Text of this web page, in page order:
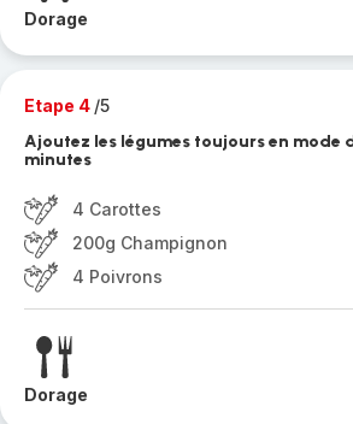
Dorage
Etape 4 /5
Ajoutez les légumes toujours en mode
minutes
4 Carottes
200g Champignon
4 Poivrons
Dorage